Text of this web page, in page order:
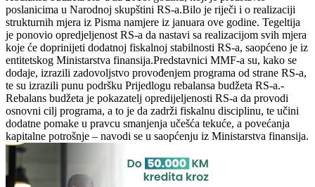
poslanicima u Narodnoj skupštini RS-a.Bilo je riječi i o realizaciji
strukturnih mjera iz Pisma namjere iz januara ove godine. Tegeltija
je ponovio opredjeljenost RS-a da nastavi sa realizacijom svih mjera
koje će doprinijeti dodatnoj fiskalnoj stabilnosti RS-a, saopćeno je iz
entitetskog Ministarstva finansija.Predstavnici MMF-a su, kako se
dodaje, izrazili zadovoljstvo provođenjem programa od strane RS-a,
te su izrazili punu podršku Prijedlogu rebalansa budžeta RS-a.-
Rebalans budžeta je pokazatelj opredijeljenosti RS-a da provodi
osnovni cilj programa, a to je da zadrži fiskalnu disciplinu, te učini
dodatne pomake u pravcu smanjenja učešća tekuće, a povećanja
kapitalne potrošnje – navodi se u saopćenju iz Ministarstva finansija.